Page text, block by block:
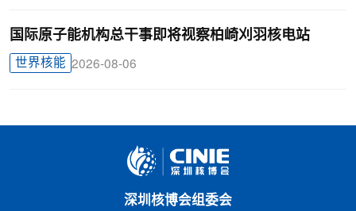
国际原子能机构总干事即将视察柏崎刈羽核电站
世界核能 2026-08-06
深圳核博会组委会